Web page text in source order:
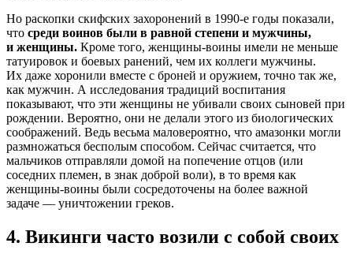
Но раскопки скифских захоронений в 1990-е годы показали,
что среди воинов были в равной степени и мужчины,
и женщины. Кроме того, женщины-воины имели не меньше
татуировок и боевых ранений, чем их коллеги мужчины.
Их даже хоронили вместе с броней и оружием, точно так же,
как мужчин. А исследования традиций воспитания
показывают, что эти женщины не убивали своих сыновей при
рождении. Вероятно, они не делали этого из биологических
соображений. Ведь весьма маловероятно, что амазонки могли
размножаться бесполым способом. Сейчас считается, что
мальчиков отправляли домой на попечение отцов (или
соседних племен, в знак доброй воли), в то время как
женщины-воины были сосредоточены на более важной
задаче — уничтожении греков.
4. Викинги часто возили с собой своих